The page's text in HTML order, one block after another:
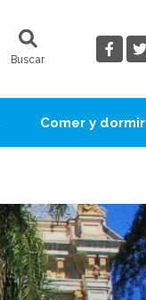
Buscar
Comer y dormir